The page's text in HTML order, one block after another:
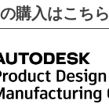
購入はこちら